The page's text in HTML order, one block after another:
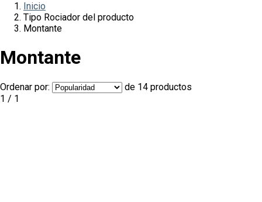
Inicio
Tipo Rociador del producto
Montante
Montante
Ordenar por:
de 14 productos
1 / 1